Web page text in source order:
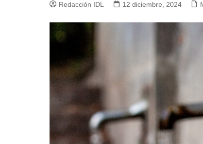
Redacción IDL 12 diciembre, 2024